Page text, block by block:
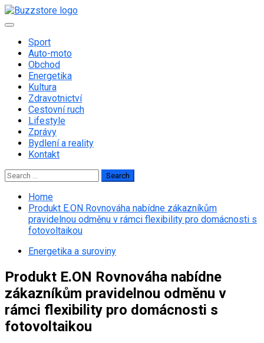
Skip
to
Primary
Sport
Auto-moto
Obchod
Energetika
Kultura
Zdravotnictví
Cestovní ruch
Lifestyle
Zprávy
Bydlení a reality
Kontakt
Search
for:
Home
Produkt E.ON Rovnováha nabídne zákazníkům
pravidelnou odměnu v rámci flexibility pro domácnosti s
fotovoltaikou
Energetika a suroviny
Produkt E.ON Rovnováha nabídne
zákazníkům pravidelnou odměnu v
rámci flexibility pro domácnosti s
fotovoltaikou